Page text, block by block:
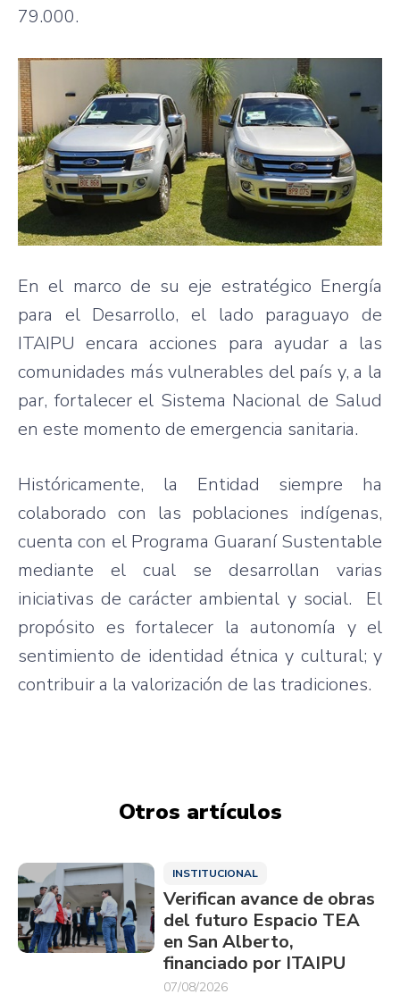
79.000.
En el marco de su eje estratégico Energía
para el Desarrollo, el lado paraguayo de
ITAIPU encara acciones para ayudar a las
comunidades más vulnerables del país y, a la
par, fortalecer el Sistema Nacional de Salud
en este momento de emergencia sanitaria.
Históricamente, la Entidad siempre ha
colaborado con las poblaciones indígenas,
cuenta con el Programa Guaraní Sustentable
mediante el cual se desarrollan varias
iniciativas de carácter ambiental y social. El
propósito es fortalecer la autonomía y el
sentimiento de identidad étnica y cultural; y
contribuir a la valorización de las tradiciones.
Otros artículos
INSTITUCIONAL
Verifican avance de obras
del futuro Espacio TEA
en San Alberto,
financiado por ITAIPU
07/08/2026